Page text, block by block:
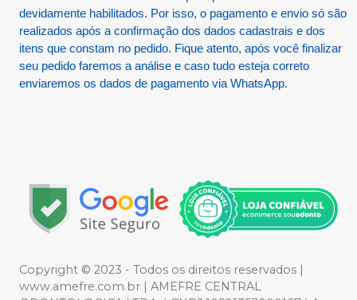
devidamente habilitados. Por isso, o pagamento e envio só são
realizados após a confirmação dos dados cadastrais e dos
itens que constam no pedido. Fique atento, após você finalizar
seu pedido faremos a análise e caso tudo esteja correto
enviaremos os dados de pagamento via WhatsApp.
Copyright © 2023 - Todos os direitos reservados |
www.amefre.com.br | AMEFRE CENTRAL